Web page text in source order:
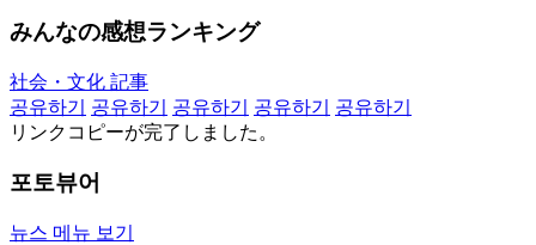
みんなの感想ランキング
社会・文化 記事
공유하기
공유하기 공유하기 공유하기
공유하기
リンクコピーが完了しました。
포토뷰어
뉴스 메뉴 보기